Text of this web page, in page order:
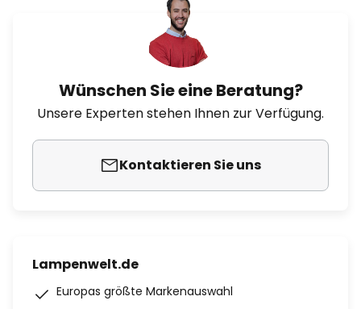
Wünschen Sie eine Beratung?
Unsere Experten stehen Ihnen zur Verfügung.
Kontaktieren Sie uns
Lampenwelt.de
Europas größte Markenauswahl